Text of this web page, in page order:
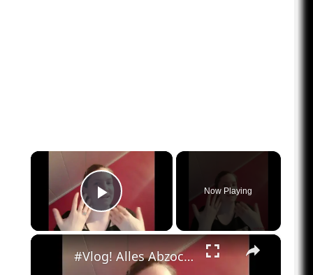
×
Play Video
Now Playing
×
#Vlog! Alles Abzocke? Ist das kalkuliert?